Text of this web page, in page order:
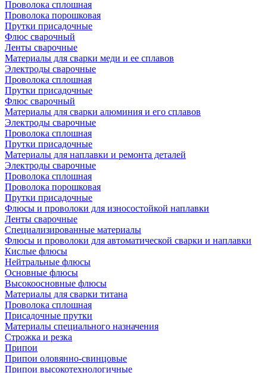
Проволока сплошная
Проволока порошковая
Прутки присадочные
Флюс сварочный
Ленты сварочные
Материалы для сварки меди и ее сплавов
Электроды сварочные
Проволока сплошная
Прутки присадочные
Флюс сварочный
Материалы для сварки алюминия и его сплавов
Электроды сварочные
Проволока сплошная
Прутки присадочные
Материалы для наплавки и ремонта деталей
Электроды сварочные
Проволока сплошная
Проволока порошковая
Прутки присадочные
Флюсы и проволоки для износостойкой наплавки
Ленты сварочные
Специализированные материалы
Флюсы и проволоки для автоматической сварки и наплавки
Кислые флюсы
Нейтральные флюсы
Основные флюсы
Высокоосновные флюсы
Материалы для сварки титана
Проволока сплошная
Присадочные прутки
Материалы специального назначения
Строжка и резка
Припои
Припои оловянно-свинцовые
Припои высокотехнологичные